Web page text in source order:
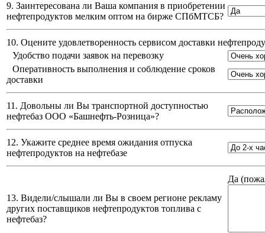
9. Заинтересована ли Ваша компания в приобретении
нефтепродуктов мелким оптом на бирже СПбМТСБ?
10. Оцените удовлетворенность сервисом доставки
Удобство подачи заявок на перевозку
Оперативность выполнения и соблюдение сроков
доставки
11. Довольны ли Вы транспортной доступностью
нефтебаз ООО «Башнефть-Розница»?
12. Укажите среднее время ожидания отпуска
нефтепродуктов на нефтебазе
13. Видели/слышали ли Вы в своем регионе рекламу
других поставщиков нефтепродуктов топлива с
нефтебаз?
Да (